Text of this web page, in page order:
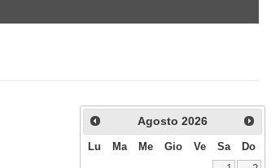
Agosto 2026
Lu Ma Me Gio Ve Sa
Do